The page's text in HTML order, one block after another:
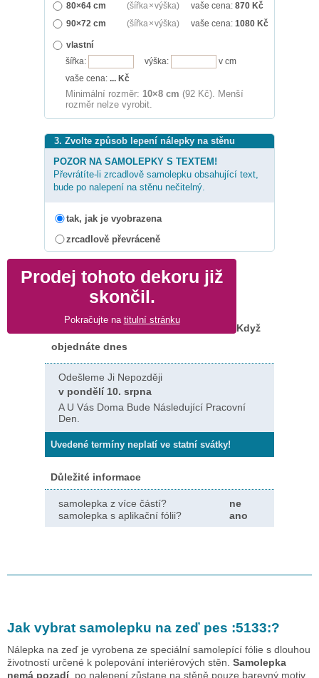
80×64 cm
(šířka × výška) vaše cena: 870 Kč
90×72 cm
(šířka × výška) vaše cena: 1080 Kč
vlastní
šířka:
výška:
v cm
vaše cena:
Kč
Minimální rozměr: 10×8 cm (92 Kč). Menší
rozměr nelze vyrobit.
3. Zvolte způsob lepení nálepky na stěnu
POZOR NA SAMOLEPKY S TEXTEM!
Převrátíte-li zrcadlově samolepku obsahující text,
bude po nalepení na stěnu nečitelný.
tak, jak je vyobrazena
zrcadlově převráceně
Prodej tohoto dekoru již
skončil.
Pokračujte na titulní stránku
Když
objednáte dnes
Odešleme Ji Nepozději
v pondělí 10. srpna
A U Vás Doma Bude Následující Pracovní
Den.
Uvedené termíny neplatí ve statní svátky!
Důležité informace
samolepka z více částí?
ne
samolepka s aplikační fólii?
ano
Jak vybrat samolepku na zeď pes :5133:?
Nálepka na zeď je vyrobena ze speciální samolepící fólie s dlouhou
životností určené k polepování interiérových stěn. Samolepka
nemá pozadí, po nalepení zůstane na stěně pouze barevný motiv.